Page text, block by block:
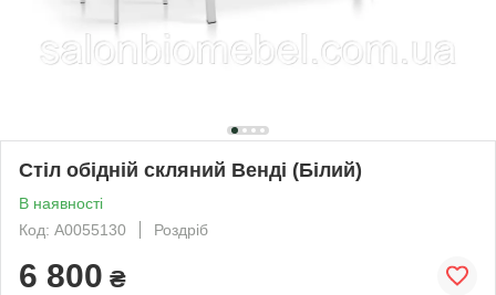
Стіл обідній скляний Венді (Білий)
В наявності
Код: А0055130
Роздріб
6 800 ₴